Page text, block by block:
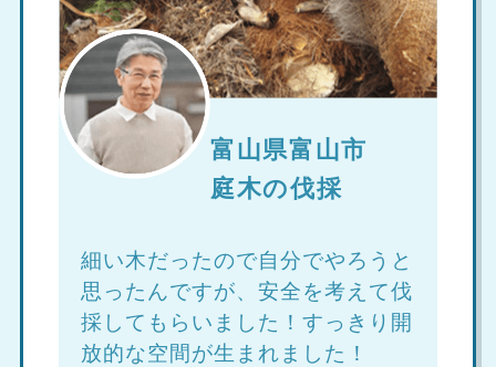
富山県富山市
庭木の伐採
細い木だったので自分でやろうと
思ったんですが、安全を考えて伐
採してもらいました！すっきり開
放的な空間が生まれました！